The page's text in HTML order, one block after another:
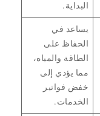
البداية.
يساعد في
الحفاظ على
الطاقة والمياه،
مما يؤدي إلى
خفض فواتير
الخدمات.